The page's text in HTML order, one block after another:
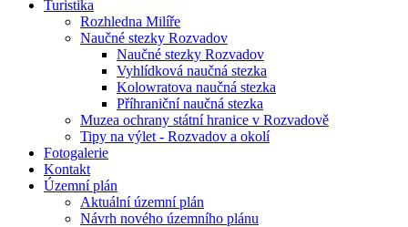
Turistika
Rozhledna Milíře
Naučné stezky Rozvadov
Naučné stezky Rozvadov
Vyhlídková naučná stezka
Kolowratova naučná stezka
Příhraniční naučná stezka
Muzea ochrany státní hranice v Rozvadově
Tipy na výlet - Rozvadov a okolí
Fotogalerie
Kontakt
Územní plán
Aktuální územní plán
Návrh nového územního plánu